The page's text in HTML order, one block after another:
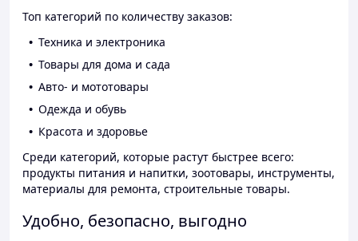
Топ категорий по количеству заказов:
Техника и электроника
Товары для дома и сада
Авто- и мототовары
Одежда и обувь
Красота и здоровье
Среди категорий, которые растут быстрее всего:
продукты питания и напитки, зоотовары, инструменты,
материалы для ремонта, строительные товары.
Удобно, безопасно, выгодно